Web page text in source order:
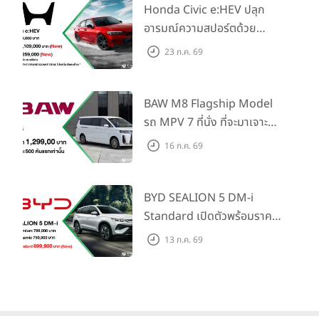
Honda Civic e:HEV ปลุก
อารมณ์ความสปอร์ตด้วย
Honda S+ Shift ครั้งแรกใน
Traffic Monitor เพียงจอง
ภายใน 31 ก.ค. 2569 รับบัตร
น้ำมันมูลค่า 10,000 บาท
23 ก.ค. 69
BAW M8 Flagship Model
รถ MPV 7 ที่นั่ง ที่จะมาเจาะ
ตลาดครอบครัวและองค์กรยุค
แรก)
16 ก.ค. 69
BYD SEALION 5 DM-i
Standard เปิดตัวพร้อมราคา
คาดการณ์ 699,900 บาท รุ่น
13 ก.ค. 69